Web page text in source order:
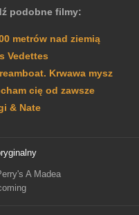
podobne filmy:
metrów nad ziemią
Vedettes
Krwawa mysz
cię od zawsze
& Nate
A Madea